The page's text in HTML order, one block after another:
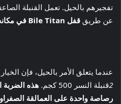
عن طريق قفل Bile Titan في مكانه لفترة كافية لقتلهم بسهولة
عندما يتعلق الأمر بالحيل، فإن
2قنبلة النسر 500 كجم.
هذه الضربة
رصاصة واحدة على العمالقة